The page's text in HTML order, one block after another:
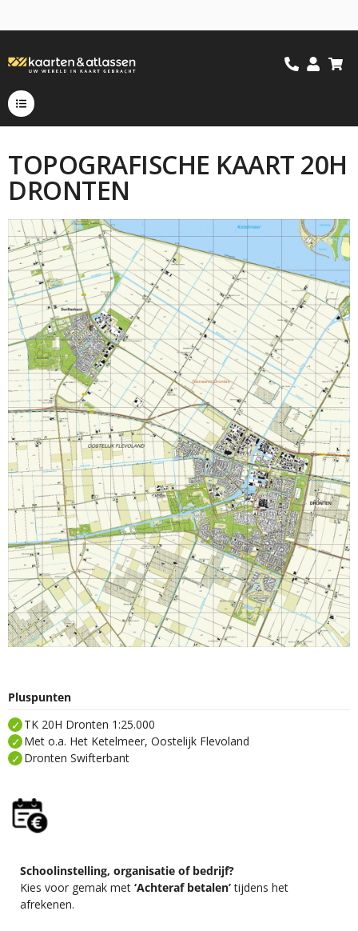
TOPOGRAFISCHE KAART 20H
DRONTEN
Pluspunten
TK 20H Dronten 1:25.000
Met o.a. Het Ketelmeer, Oostelijk Flevoland
Dronten Swifterbant
Schoolinstelling, organisatie of bedrijf?
Kies voor gemak met ‘Achteraf betalen’tijdens het
afrekenen.